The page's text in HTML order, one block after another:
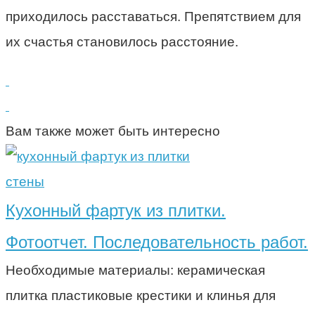
приходилось расставаться. Препятствием для
их счастья становилось расстояние.
Вам также может быть интересно
стены
Кухонный фартук из плитки.
Фотоотчет. Последовательность работ.
Необходимые материалы: керамическая
плитка пластиковые крестики и клинья для